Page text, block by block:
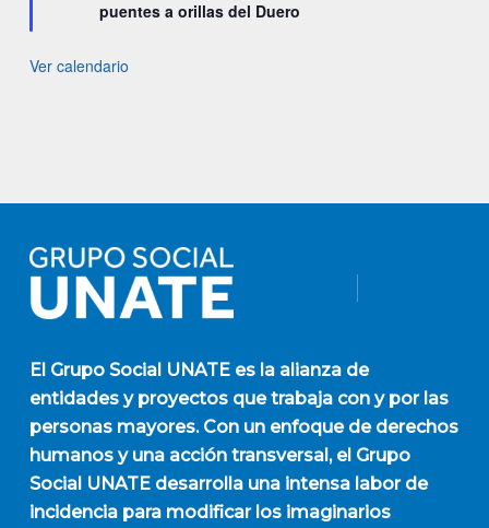
puentes a orillas del Duero
Ver calendario
El Grupo Social UNATEes la alianza de
entidades y proyectos que trabaja con y por las
personas mayores. Con un enfoque de derechos
humanos y una acción transversal, el Grupo
Social UNATE desarrolla una intensa labor de
incidencia para modificar los imaginarios